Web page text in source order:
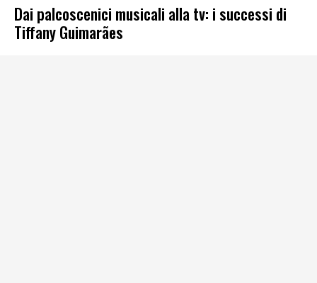
Dai palcoscenici musicali alla tv: i successi di
Tiffany Guimarães